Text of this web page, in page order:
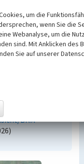
der freien
nicht
unterliegen
sind.
In: KuLaDig,
BKM-
um die
wenn Sie die
Webanalyse, um die
sind. Mit Anklicken des
Sie auf unserer